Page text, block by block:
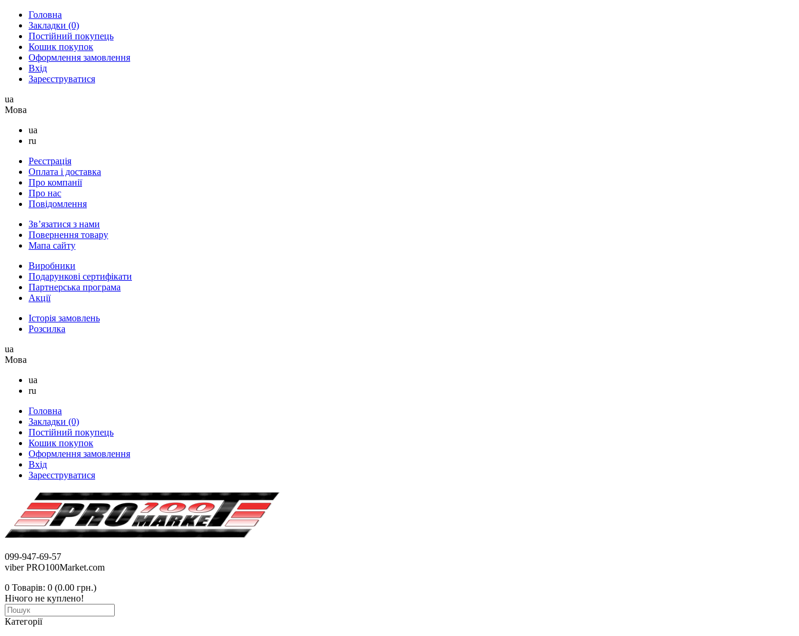
Головна
Закладки (0)
Постійний покупець
Кошик покупок
Оформлення замовлення
Вхід
Зареєструватися
ua
Мова
ua
ru
Реєстрація
Оплата і доставка
Про компанії
Про нас
Повідомлення
Зв’язатися з нами
Повернення товару
Мапа сайту
Виробники
Подарункові сертифікати
Партнерська програма
Акції
Історія замовлень
Розсилка
ua
Мова
ua
ru
Головна
Закладки (0)
Постійний покупець
Кошик покупок
Оформлення замовлення
Вхід
Зареєструватися
099-947-69-57
viber PRO100Market.com
0 Товарів: 0 (0.00 грн.)
Нічого не куплено!
Категорії